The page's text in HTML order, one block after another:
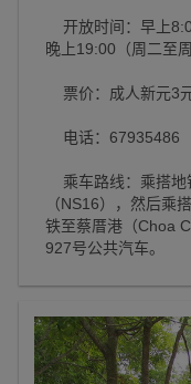
开放时间：早上
晚上19:00（周二至
票价：成人新元3
电话：67935486
乘车路线：乘搭地
（NS16），然后乘
铁至蔡厝港（Choa
927号公共汽车。